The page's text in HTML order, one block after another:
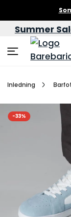
Summer
Inledning
-33%